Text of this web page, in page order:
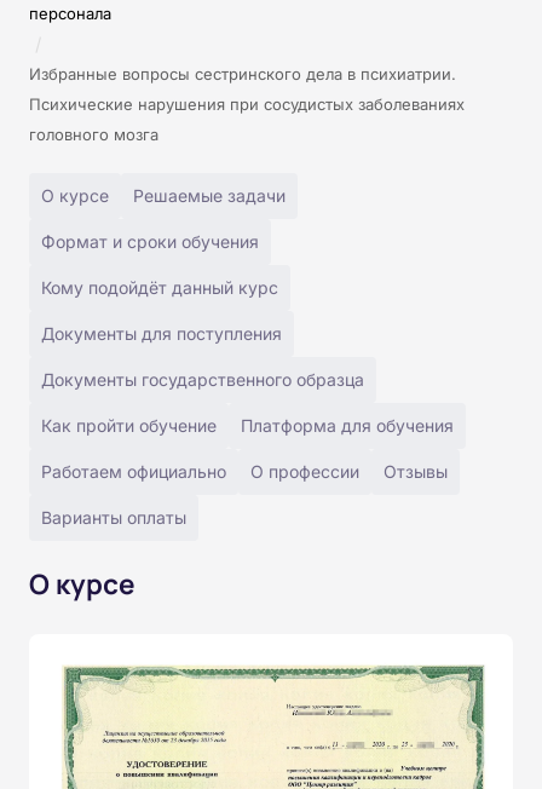
персонала
/
Избранные вопросы сестринского дела в психиатрии.
Психические нарушения при сосудистых заболеваниях
головного мозга
О курсе Решаемые задачи
Формат и сроки обучения
Кому подойдёт данный курс
Документы для поступления
Документы государственного образца
Как пройти обучение Платформа для обучения
Работаем официально О профессии Отзывы
Варианты оплаты
О курсе